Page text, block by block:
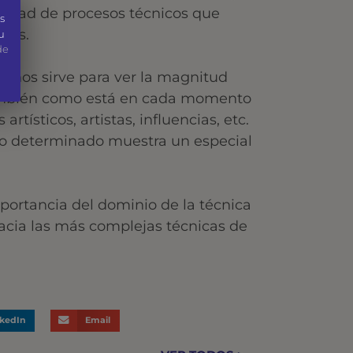
de procesos técnicos que
nos sirve para ver la magnitud
como está en cada momento
artistas, influencias, etc.
determinado muestra un especial
del dominio de la técnica
las más complejas técnicas de
Email